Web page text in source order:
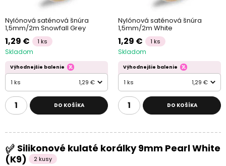
Nylónová saténová šnúra
1,5mm/2m Snowfall Grey
1,29 € 1 ks
Skladom
Výhodnejšie balenie
1 ks 1,29 €
DO KOŠÍKA
Nylónová saténová šnúra
1,5mm/2m White
1,29 € 1 ks
Skladom
Výhodnejšie balenie
1 ks 1,29 €
DO KOŠÍKA
Silikonové kulaté korálky 9mm Pearl White
(K9)
2 kusy